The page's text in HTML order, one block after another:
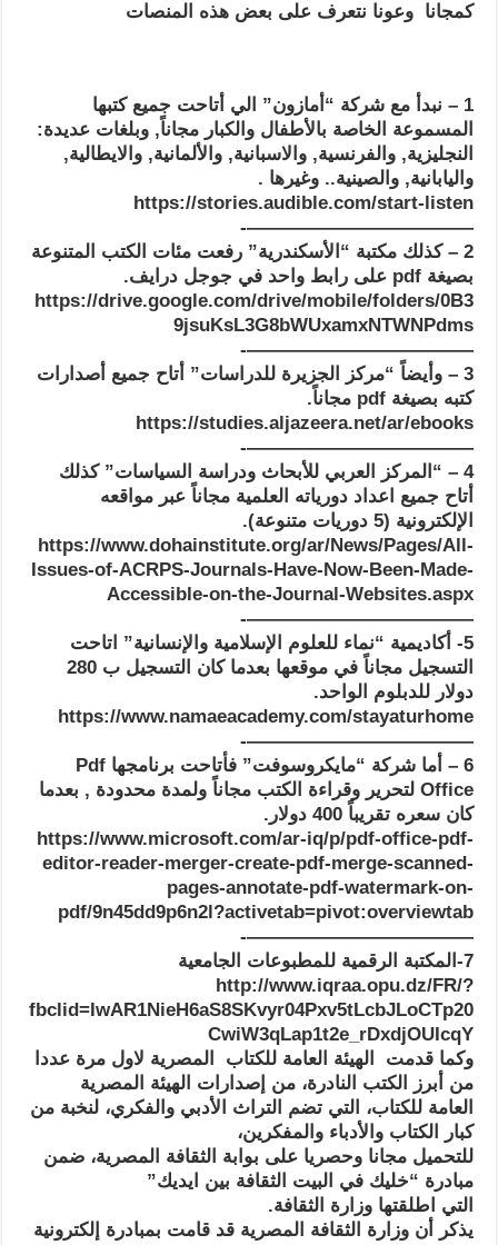
كمجانا وعونا نتعرف على بعض هذه المنصات
1 – نبدأ مع شركة “أمازون” الي أتاحت جميع كتبها
المسموعة الخاصة بالأطفال والكبار مجاناً, وبلغات عديدة:
النجليزية, والفرنسية, والاسبانية, والألمانية, والايطالية,
واليابانية, والصينية.. وغيرها .
https://stories.audible.com/start-listen
————————————-
2 – كذلك مكتبة “الأسكندرية” رفعت مئات الكتب المتنوعة
بصيغة pdf على رابط واحد في جوجل درايف.
https://drive.google.com/drive/mobile/folders/0B3
9jsuKsL3G8bWUxamxNTWNPdms
————————————-
3 – وأيضاً “مركز الجزيرة للدراسات” أتاح جميع أصدارات
كتبه بصيغة pdf مجاناً.
https://studies.aljazeera.net/ar/ebooks
————————————-
4 – “المركز العربي للأبحاث ودراسة السياسات” كذلك
أتاح جميع اعداد دورياته العلمية مجاناً عبر مواقعه
الإلكترونية (5 دوريات متنوعة).
https://www.dohainstitute.org/ar/News/Pages/All-
Issues-of-ACRPS-Journals-Have-Now-Been-Made-
Accessible-on-the-Journal-Websites.aspx
————————————-
5- أكاديمية “نماء للعلوم الإسلامية والإنسانية” اتاحت
التسجيل مجاناً في موقعها بعدما كان التسجيل ب 280
دولار للدبلوم الواحد.
https://www.namaeacademy.com/stayaturhome
————————————-
6 – أما شركة “مايكروسوفت” فأتاحت برنامجها Pdf
Office لتحرير وقراءة الكتب مجاناً ولمدة محدودة , بعدما
كان سعره تقريباً 400 دولار.
https://www.microsoft.com/ar-iq/p/pdf-office-pdf-
editor-reader-merger-create-pdf-merge-scanned-
pages-annotate-pdf-watermark-on-
pdf/9n45dd9p6n2l?activetab=pivot:overviewtab
————————————-
7-المكتبة الرقمية للمطبوعات الجامعية
http://www.iqraa.opu.dz/FR/?
fbclid=IwAR1NieH6aS8SKvyr04Pxv5tLcbJLoCTp20
CwiW3qLap1t2e_rDxdjOUIcqY
وكما قدمت الهيئة العامة للكتاب المصرية لاول مرة عددا
من أبرز الكتب النادرة، من إصدارات الهيئة المصرية
العامة للكتاب، التي تضم التراث الأدبي والفكري، لنخبة من
كبار الكتاب والأدباء والمفكرين،
للتحميل مجانا وحصريا على بوابة الثقافة المصرية، ضمن
مبادرة “خليك في البيت الثقافة بين ايديك”
التي اطلقتها وزارة الثقافة.
يذكر أن وزارة الثقافة المصرية قد قامت بمبادرة إلكترونية